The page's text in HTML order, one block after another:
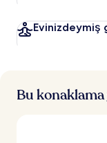
Evinizdeymiş
Bu